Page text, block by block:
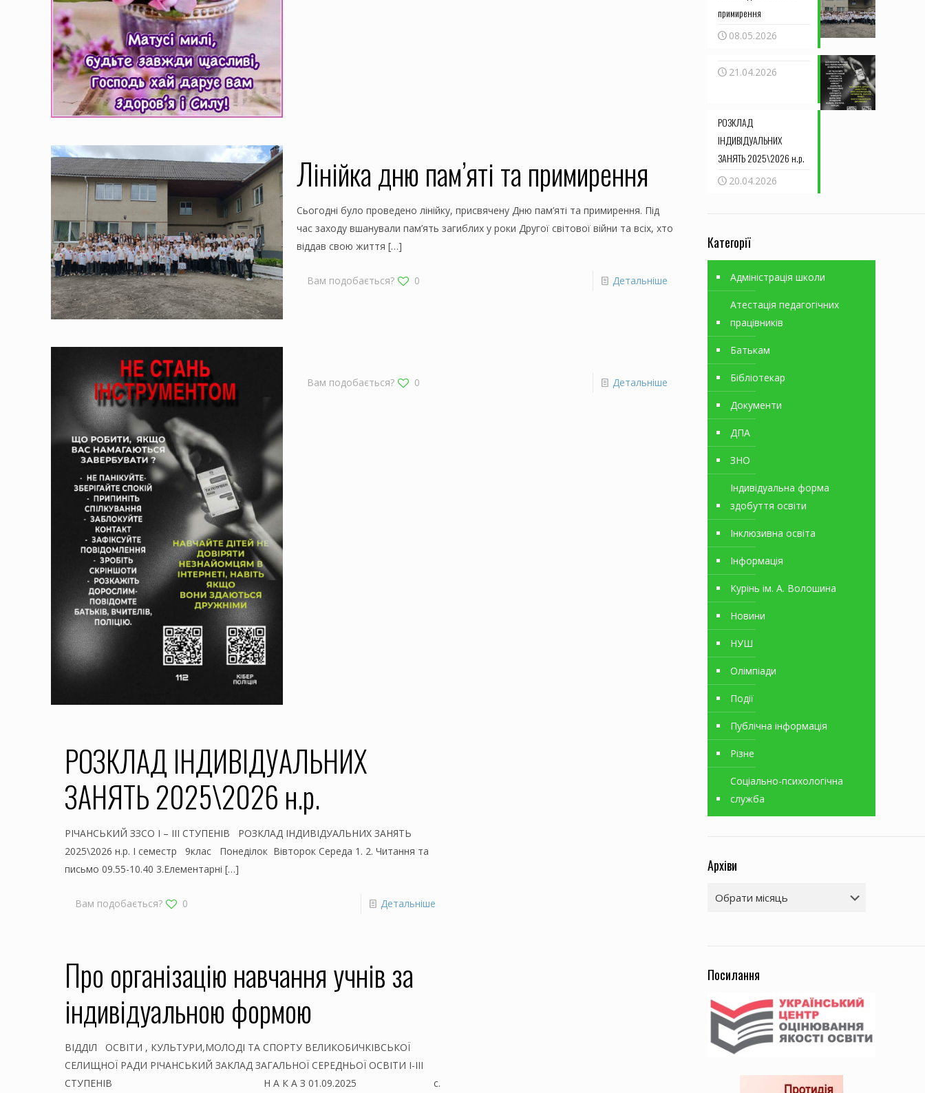
Лінійка дню пам’яті та примирення
Сьогодні було проведено лінійку, присвячену Дню пам’яті та примирення. Під
час заходу вшанували пам’ять загиблих у роки Другої світової війни та всіх, хто
віддав свою життя […]
Вам подобається? 0 Детальніше
Вам подобається? 0 Детальніше
РОЗКЛАД ІНДИВІДУАЛЬНИХ
ЗАНЯТЬ 2025\2026 н.р.
РІЧАНСЬКИЙ ЗЗСО І – ІІІ СТУПЕНІВ РОЗКЛАД ІНДИВІДУАЛЬНИХ ЗАНЯТЬ
2025\2026 н.р. І семестр 9клас Понеділок Вівторок Середа 1. 2. Читання та
письмо 09.55-10.40 3.Елементарні […]
Вам подобається? 0 Детальніше
Про організацію навчання учнів за
індивідуальною формою
ВІДДІЛ ОСВІТИ , КУЛЬТУРИ,МОЛОДІ ТА СПОРТУ ВЕЛИКОБИЧКІВСЬКОЇ
СЕЛИЩНОЇ РАДИ РІЧАНСЬКИЙ ЗАКЛАД ЗАГАЛЬНОЇ СЕРЕДНЬОЇ ОСВІТИ І-ІІІ
СТУПЕНІВ Н А К А З 01.09.2025 с.
примирення
08.05.2026
21.04.2026
РОЗКЛАД
ІНДИВІДУАЛЬНИХ
ЗАНЯТЬ 2025\2026 н.р.
20.04.2026
Категорії
Адміністрація школи
Атестація педагогічних
працівників
Батькам
Бібліотекар
Документи
ДПА
ЗНО
Індивідуальна форма
здобуття освіти
Інклюзивна освіта
Інформація
Курінь ім. А. Волошина
Новини
НУШ
Олімпіади
Події
Публічна інформація
Різне
Соціально-психологічна
служба
Архіви
Архіви
Посилання